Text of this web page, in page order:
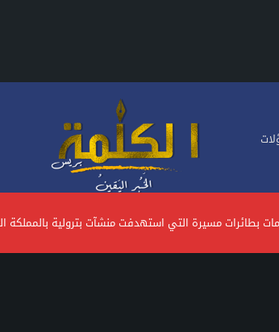
شركة، تأسس منذ سنة 2023، يهتم بالأخبار السياسية
بطائرات مسيرة التي استهدفت منشآت بترولية بالمملكة